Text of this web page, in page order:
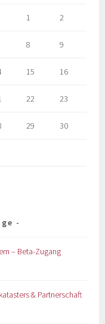
1 2
8 9
15 16
22 23
29 30
– Beta-Zugang
& Partnerschaft